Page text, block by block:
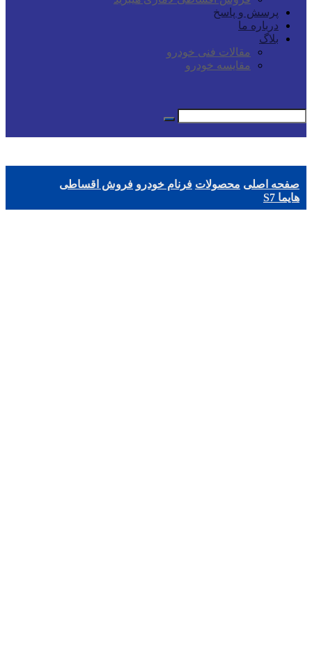
پرسش و پاسخ
درباره ما
بلاگ
مقالات فنی خودرو
مقایسه خودرو
صفحه اصلی محصولات فرنام خودرو فروش اقساطی
هایما S7